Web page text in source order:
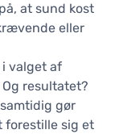
at sund kost
eller
valget af
resultatet?
gør
forestille sig et